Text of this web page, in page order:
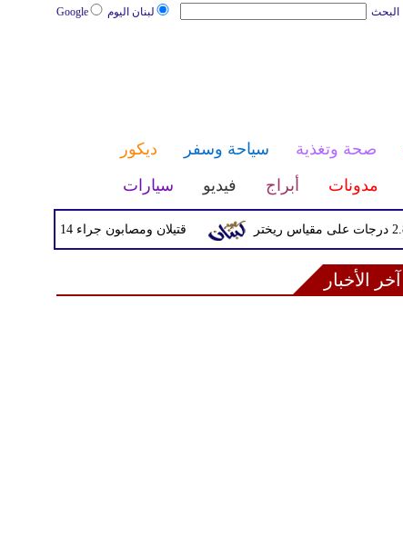
لبنان اليوم Google البحث
صحة وتغذية سياحة وسفر
ديكور
مدونات أبراج فيديو سيارات
قتيلان ومصابون جراء 14 غارة إسرائيلية على شرق وجنوب لبنان
آخر الأخبار